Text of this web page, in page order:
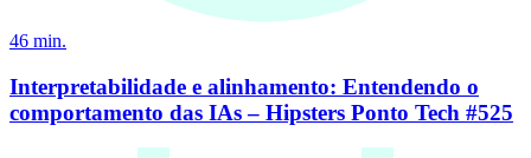
46 min.
Interpretabilidade e alinhamento: Entendendo o
comportamento das IAs – Hipsters Ponto Tech #525